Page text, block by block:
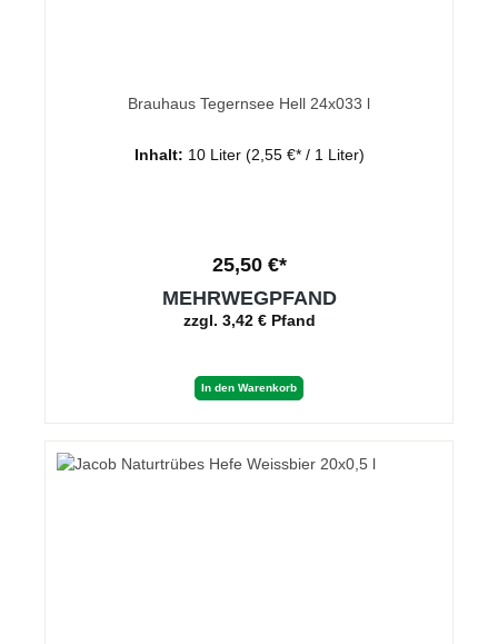
Brauhaus Tegernsee Hell 24x033 l
Inhalt: 10 Liter (2,55 €* / 1 Liter)
25,50 €*
MEHRWEGPFAND
zzgl. 3,42 € Pfand
In den Warenkorb